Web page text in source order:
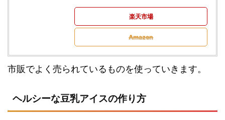
楽天市場
Amazon
市販でよく売られているものを使っていきます。
ヘルシーな豆乳アイスの作り方